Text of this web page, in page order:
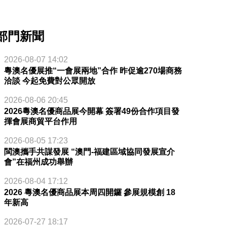
門新聞
2026-08-07 14:02
粵澳名優展推“一會展兩地”合作 昨促逾270場商務
洽談 今起免費對公眾開放
2026-08-06 20:45
2026粵澳名優商品展今開幕 簽署49份合作項目發
揮會展商貿平台作用
2026-08-05 17:23
閩澳攜手共謀發展 “澳門-福建區域協同發展宣介
會”在福州成功舉辦
2026-08-04 17:12
2026 粵澳名優商品展本周四開鑼 參展規模創 18
年新高
2026-07-27 18:17